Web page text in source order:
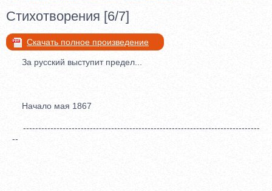
Стихотворения [6/7]
Скачать полное произведение
За русский выступит предел...
Начало мая 1867
------------------------------------------------------------------------------
--